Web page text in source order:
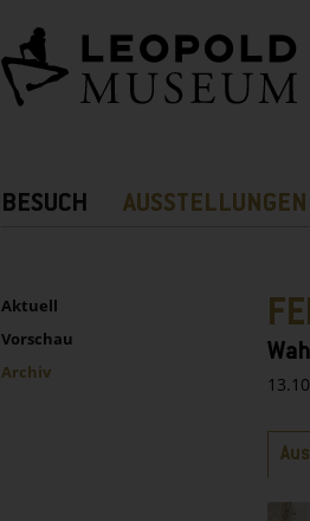
Hauptnavigation
BESUCH AUSSTELLUNGEN
Sidebar
UNTERNAVIGATION
Aktuell
Vorschau
Archiv